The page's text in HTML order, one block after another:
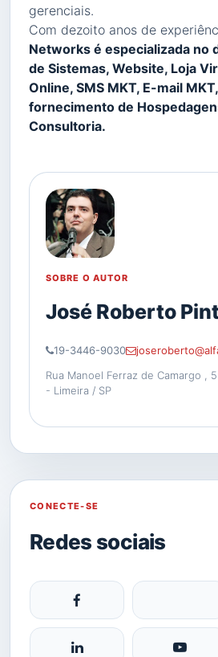
gerenciais.
Com dezoito anos de
Networks é especializada no
de Sistemas, Website, Loja
Online, SMS MKT, E-mail
fornecimento de
Consultoria.
SOBRE O AUTOR
José Roberto
19-3446-9030
Rua Manoel Ferraz de Camargo ,
- Limeira / SP
CONECTE-SE
Redes sociais